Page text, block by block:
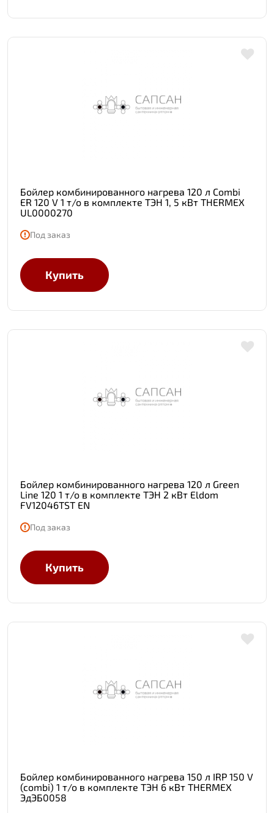
Бойлер комбинированного нагрева 120 л Combi
ER 120 V 1 т/о в комплекте ТЭН 1, 5 кВт THERMEX
UL0000270
Под заказ
Купить
Бойлер комбинированного нагрева 120 л Green
Line 120 1 т/о в комплекте ТЭН 2 кВт Eldom
FV12046TST EN
Под заказ
Купить
Бойлер комбинированного нагрева 150 л IRP 150 V
(combi) 1 т/о в комплекте ТЭН 6 кВт THERMEX
ЭдЭБ0058